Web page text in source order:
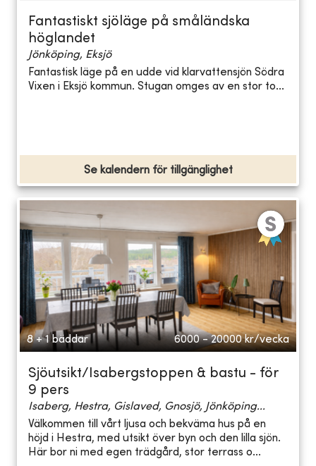
Fantastiskt sjöläge på småländska
höglandet
Jönköping, Eksjö
Fantastisk läge på en udde vid klarvattensjön Södra
Vixen i Eksjö kommun. Stugan omges av en stor to...
Se kalendern för tillgänglighet
8 + 1 bäddar 6000 - 20000 kr/vecka
Sjöutsikt/Isabergstoppen & bastu - för
9 pers
Isaberg, Hestra, Gislaved, Gnosjö, Jönköping...
Välkommen till vårt ljusa och bekväma hus på en
höjd i Hestra, med utsikt över byn och den lilla sjön.
Här bor ni med egen trädgård, stor terrass o...